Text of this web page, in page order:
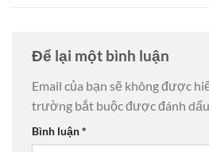
Để lại một bình luận
Email của bạn sẽ không được
trường bắt buộc được đánh dấu
Bình luận*